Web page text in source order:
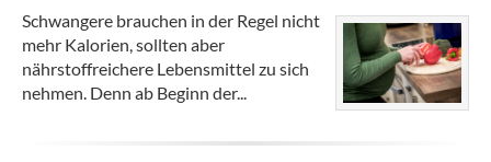
Schwangere brauchen in der Regel nicht
mehr Kalorien, sollten aber
nährstoffreichere Lebensmittel zu sich
nehmen. Denn ab Beginn der...